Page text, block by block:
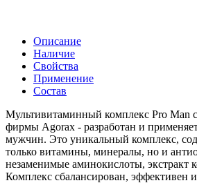
Описание
Наличие
Свойства
Применение
Состав
Мультивитаминный комплекс Pro Man
фирмы Agorax - разработан и
мужчин. Это уникальный комплекс,
только витамины, минералы, но и
незаменимые аминокислоты, экстракт
Комплекс сбалансирован, эффективен